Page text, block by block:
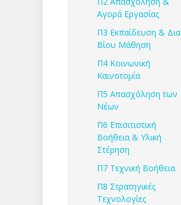
Αγορά Εργασίας
Π3 Εκπαίδευση & Δια
Βίου Μάθηση
Π4 Κοινωνική
Καινοτομία
Π5 Απασχόληση των
Νέων
Π6 Επισιτιστική
Βοήθεια & Υλική
Στέρηση
Π7 Τεχνική Βοήθεια
Π8 Στρατηγικές
Τεχνολογίες